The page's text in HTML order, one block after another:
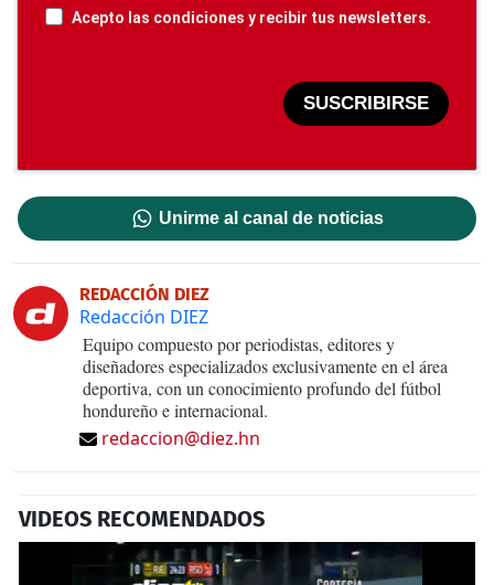
Acepto las condiciones y recibir tus newsletters.
SUSCRIBIRSE
Unirme al canal de noticias
REDACCIÓN DIEZ
Redacción DIEZ
Equipo compuesto por periodistas, editores y
diseñadores especializados exclusivamente en el área
deportiva, con un conocimiento profundo del fútbol
hondureño e internacional.
redaccion@diez.hn
VIDEOS RECOMENDADOS